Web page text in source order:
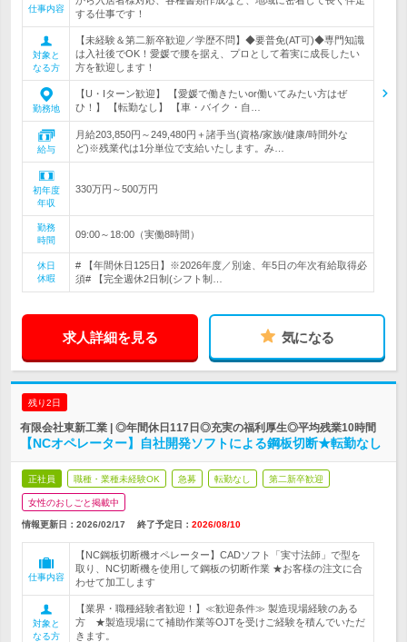
仕事内容
する仕事です！
対象と
なる方
【未経験＆第二新卒歓迎／学歴不問】◆要普免(AT可)◆専門知識
は入社後でOK！愛媛で腰を据え、プロとして着実に成長したい
方を歓迎します！
勤務地
【U・Iターン歓迎】 【愛媛で働きたいor働いてみたい方はぜ
ひ！】 【転勤なし】 【車・バイク・自…
給与
月給203,850円～249,480円＋諸手当(資格/家族/健康/時間外な
ど)※残業代は1分単位で支給いたします。み…
初年度
年収
330万円～500万円
勤務
時間
09:00～18:00（実働8時間）
休日
休暇
# 【年間休日125日】※2026年度／別途、年5日の年次有給取得必
須# 【完全週休2日制(シフト制…
求人詳細を見る 気になる
残り2日
有限会社東新工業 | ◎年間休日117日◎充実の福利厚生◎平均残業10時間
【NCオペレーター】自社開発ソフトによる鋼板切断★転勤なし
正社員 職種・業種未経験OK 急募 転勤なし 第二新卒歓迎
女性のおしごと掲載中
情報更新日：2026/02/17 終了予定日： 2026/08/10
仕事内容
【NC鋼板切断機オペレーター】CADソフト「実寸法師」で型を
取り、NC切断機を使用して鋼板の切断作業 ★お客様の注文に合
わせて加工します
対象と
なる方
【業界・職種経験者歓迎！】≪歓迎条件≫ 製造現場経験のある
方 ★製造現場にて補助作業等OJTを受けご経験を積んでいただ
きます。